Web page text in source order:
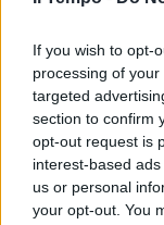
If you wish to opt-
processing of
targeted
section to confirm
opt-out request is
interest-based
us or personal
your opt-out. You
nuova
non sono
come Stati
galleggiare
risultato
avuto alle
giornalista.